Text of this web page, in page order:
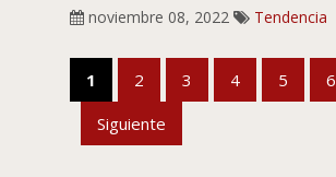
noviembre 08, 2022 Tendencia
1 2 3 4 5
6
Siguiente